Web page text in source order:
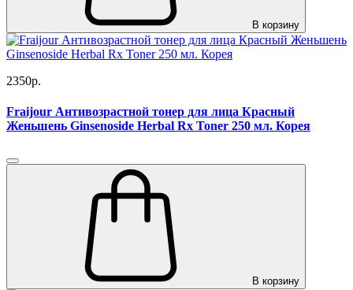
В корзину
2350р.
Fraijour Антивозрастной тонер для лица Красный
Женьшень Ginsenoside Herbal Rx Toner 250 мл. Корея
В корзину